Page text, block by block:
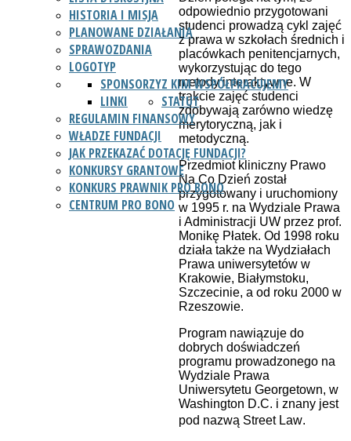
HISTORIA I MISJA
PLANOWANE DZIAŁANIA
SPRAWOZDANIA
LOGOTYP
Z KIM WSPÓŁPRACUJEMY
SPONSORZY
LINKI
STATUT
REGULAMIN FINANSOWY
WŁADZE FUNDACJI
JAK PRZEKAZAĆ DOTACJĘ FUNDACJI?
KONKURSY GRANTOWE
KONKURS PRAWNIK PRO BONO
CENTRUM PRO BONO
odpowiednio przygotowani
studenci prowadzą cykl zajęć
z prawa w szkołach średnich i
placówkach penitencjarnych,
wykorzystując do tego
metody interaktywne. W
trakcie zajęć studenci
zdobywają zarówno wiedzę
merytoryczną, jak i
metodyczną.
Przedmiot kliniczny Prawo
Na Co Dzień został
przygotowany i uruchomiony
w 1995 r. na Wydziale Prawa
i Administracji UW przez prof.
Monikę Płatek. Od 1998 roku
działa także na Wydziałach
Prawa uniwersytetów w
Krakowie, Białymstoku,
Szczecinie, a od roku 2000 w
Rzeszowie.
Program nawiązuje do
dobrych doświadczeń
programu prowadzonego na
Wydziale Prawa
Uniwersytetu Georgetown, w
Washington D.C. i znany jest
pod nazwą Street Law.